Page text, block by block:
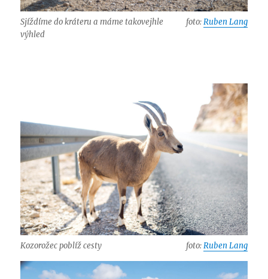
Sjíždíme do kráteru a máme takovejhle
výhled
foto:Ruben Lang
Kozorožec poblíž cesty foto:Ruben Lang